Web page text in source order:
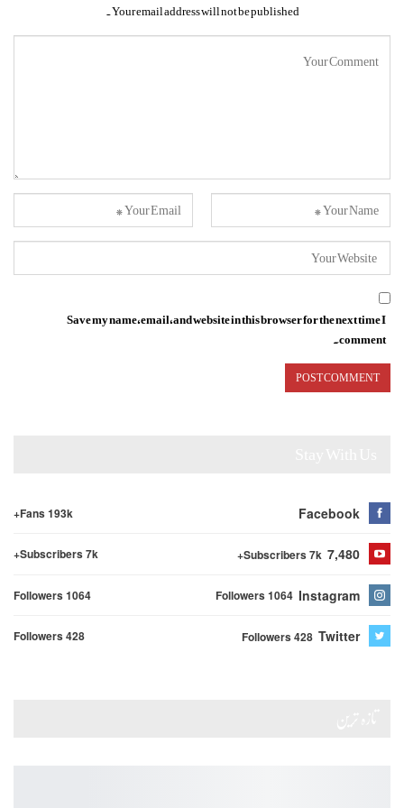
Your email address will not be published.
Save my name, email, and website in this browser for the next time I
comment.
Facebook
Fans 193k+
7,480
Subscribers 7k+
Subscribers 7k+
Instagram
Followers 1064
Followers 1064
Twitter
Followers 428
Followers 428